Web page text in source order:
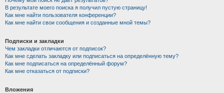
В результате моего поиска я получил пустую страницу!
Как мне найти пользователя конференции?
Как мне найти свои сообщения и созданные мной темы?
Подписки и закладки
Чем закладки отличаются от подписок?
Как мне сделать закладку или подписаться на определённую тему?
Как мне подписаться на определённый форум?
Как мне отказаться от подписки?
Вложения